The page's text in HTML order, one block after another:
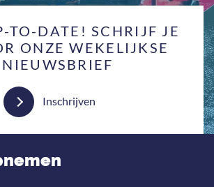
TO-DATE! SCHRIJF JE
ONZE WEKELIJKSE
NIEUWSBRIEF
Inschrijven